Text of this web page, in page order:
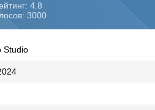
4.8
3000
Studio